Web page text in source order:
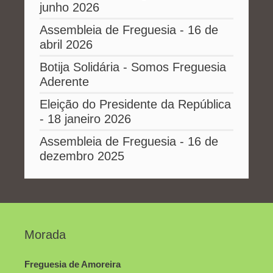
junho 2026
Assembleia de Freguesia - 16 de
abril 2026
Botija Solidária - Somos Freguesia
Aderente
Eleição do Presidente da República
- 18 janeiro 2026
Assembleia de Freguesia - 16 de
dezembro 2025
Morada
Freguesia de Amoreira